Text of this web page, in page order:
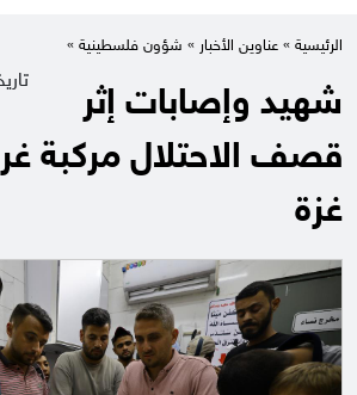
الرئيسية » عناوين الأخبار » شؤون فلسطينية »
تاريخ
شهيد وإصابات إثر
قصف الاحتلال مركبة
غزة